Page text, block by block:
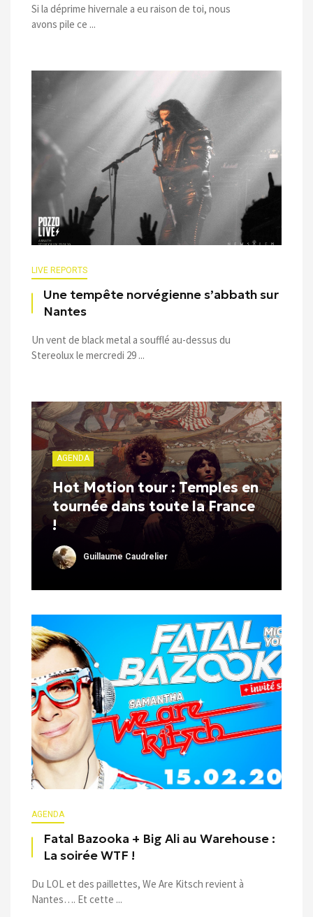
Si la déprime hivernale a eu raison de toi, nous
avons pile ce ...
LIVE REPORTS
Une tempête norvégienne s’abbath sur
Nantes
Un vent de black metal a soufflé au-dessus du
Stereolux le mercredi 29 ...
AGENDA
Hot Motion tour : Temples en
tournée dans toute la France
!
Guillaume Caudrelier
AGENDA
Fatal Bazooka + Big Ali au Warehouse :
La soirée WTF !
Du LOL et des paillettes, We Are Kitsch revient à
Nantes…. Et cette ...